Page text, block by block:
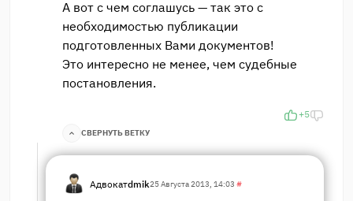
А вот с чем соглашусь — так это с
необходимостью публикации
подготовленных Вами документов!
Это интересно не менее, чем судебные
постановления.
+5
СВЕРНУТЬ ВЕТКУ
Адвокатdmik25 Августа 2013, 14:03 #